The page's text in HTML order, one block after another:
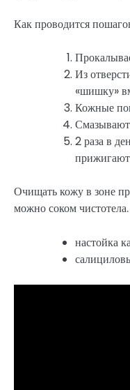
Как проводится
Из
«шишку»
Кожные
2 раза в
Очищать кожу в зоне
можно соком
настойка